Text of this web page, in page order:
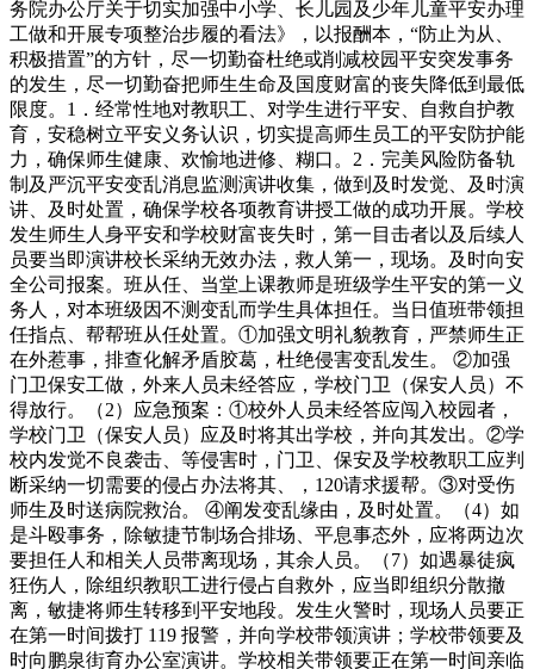
务院办公厅关于切实加强中小学、长儿园及少年儿童平安办理
工做和开展专项整治步履的看法》，以报酬本，“防止为从、
积极措置”的方针，尽一切勤奋杜绝或削减校园平安突发事务
的发生，尽一切勤奋把师生生命及国度财富的丧失降低到最低
限度。1．经常性地对教职工、对学生进行平安、自救自护教
育，安稳树立平安义务认识，切实提高师生员工的平安防护能
力，确保师生健康、欢愉地进修、糊口。2．完美风险防备轨
制及严沉平安变乱消息监测演讲收集，做到及时发觉、及时演
讲、及时处置，确保学校各项教育讲授工做的成功开展。学校
发生师生人身平安和学校财富丧失时，第一目击者以及后续人
员要当即演讲校长采纳无效办法，救人第一，现场。及时向安
全公司报案。班从任、当堂上课教师是班级学生平安的第一义
务人，对本班级因不测变乱而学生具体担任。当日值班带领担
任指点、帮帮班从任处置。①加强文明礼貌教育，严禁师生正
在外惹事，排查化解矛盾胶葛，杜绝侵害变乱发生。 ②加强
门卫保安工做，外来人员未经答应，学校门卫（保安人员）不
得放行。（2）应急预案：①校外人员未经答应闯入校园者，
学校门卫（保安人员）应及时将其出学校，并向其发出。②学
校内发觉不良袭击、等侵害时，门卫、保安及学校教职工应判
断采纳一切需要的侵占办法将其、，120请求援帮。③对受伤
师生及时送病院救治。 ④阐发变乱缘由，及时处置。（4）如
是斗殴事务，除敏捷节制场合排场、平息事态外，应将两边次
要担任人和相关人员带离现场，其余人员。（7）如遇暴徒疯
狂伤人，除组织教职工进行侵占自救外，应当即组织分散撤
离，敏捷将师生转移到平安地段。发生火警时，现场人员要正
在第一时间拨打 119 报警，并向学校带领演讲；学校带领要及
时向鹏泉街育办公室演讲。学校相关带领要正在第一时间亲临